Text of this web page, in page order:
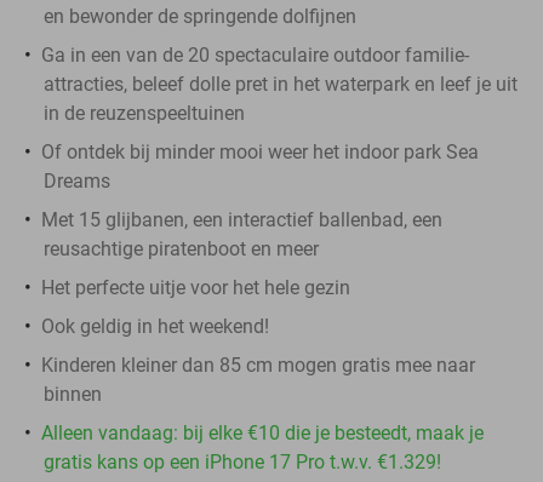
en bewonder de springende dolfijnen
Ga in een van de 20 spectaculaire outdoor familie-
attracties, beleef dolle pret in het waterpark en leef je uit
in de reuzenspeeltuinen
Of ontdek bij minder mooi weer het indoor park Sea
Dreams
Met 15 glijbanen, een interactief ballenbad, een
reusachtige piratenboot en meer
Het perfecte uitje voor het hele gezin
Ook geldig in het weekend!
Kinderen kleiner dan 85 cm mogen gratis mee naar
binnen
Alleen vandaag: bij elke €10 die je besteedt, maak je
gratis kans op een iPhone 17 Pro t.w.v. €1.329!